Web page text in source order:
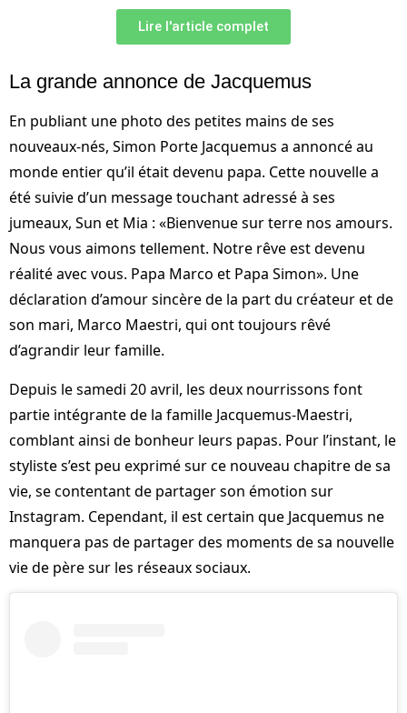
Lire l'article complet
La grande annonce de Jacquemus
En publiant une photo des petites mains de ses
nouveaux-nés, Simon Porte Jacquemus a annoncé au
monde entier qu’il était devenu papa. Cette nouvelle a
été suivie d’un message touchant adressé à ses
jumeaux, Sun et Mia : «Bienvenue sur terre nos amours.
Nous vous aimons tellement. Notre rêve est devenu
réalité avec vous. Papa Marco et Papa Simon». Une
déclaration d’amour sincère de la part du créateur et de
son mari, Marco Maestri, qui ont toujours rêvé
d’agrandir leur famille.
Depuis le samedi 20 avril, les deux nourrissons font
partie intégrante de la famille Jacquemus-Maestri,
comblant ainsi de bonheur leurs papas. Pour l’instant, le
styliste s’est peu exprimé sur ce nouveau chapitre de sa
vie, se contentant de partager son émotion sur
Instagram. Cependant, il est certain que Jacquemus ne
manquera pas de partager des moments de sa nouvelle
vie de père sur les réseaux sociaux.